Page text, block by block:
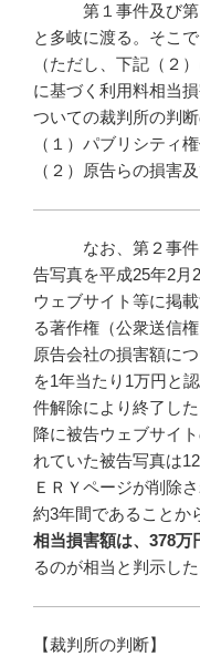
第１事件及び第２
と多岐に渡る。そこ
（ただし、下記（２
に基づく利用料相当
ついての裁判所の判断
（１）パブリシティ
（２）原告らの損害
なお、第２事件に
告写真を平成25年2月
ウェブサイト等に掲
る著作権（公衆送信
原告会社の損害額に
を1年当たり1万円と
件解除により終了し
降に被告ウェブサイ
れていた被告写真は
ＥＲＹページが削除
約3年間であることか
相当損害額は、 378万
るのが相当と判示した
【裁判所の判断】